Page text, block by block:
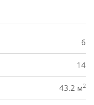
6
14
43.2 м2